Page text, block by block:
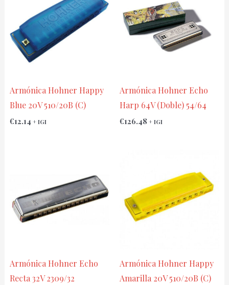
Armónica Hohner Happy
Blue 20V 510/20B (C)
€12.14 + IGI
Armónica Hohner Echo
Harp 64V (Doble) 54/64
€126.48 + IGI
Armónica Hohner Echo
Recta 32V 2309/32
Armónica Hohner Happy
Amarilla 20V 510/20B (C)